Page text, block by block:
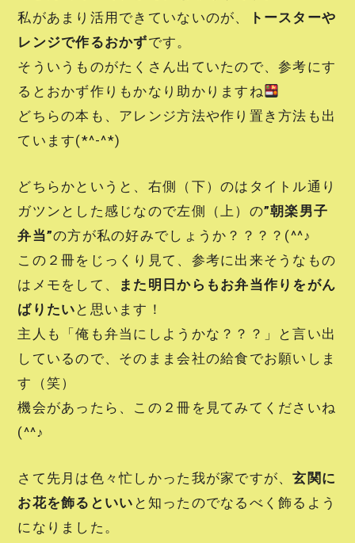
私があまり活用できていないのが、
トースターや
レンジで作るおかずです。
そういうものがたくさん出ていたので、参考にす
るとおかず作りもかなり助かりますね
どちらの本も、アレンジ方法や作り置き方法も出
ています(*^-^*)
どちらかというと、右側（下）のはタイトル通り
ガツンとした感じなので左側（上）の”朝楽男子
弁当”の方が私の好みでしょうか？？？？(^^♪
この２冊をじっくり見て、参考に出来そうなもの
はメモをして、
また明日からもお弁当作りをがん
ばりたい と思います！
主人も「俺も弁当にしようかな？？？」と言い出
しているので、そのまま会社の給食でお願いしま
す（笑）
機会があったら、この２冊を見てみてくださいね
(^^♪
さて先月は色々忙しかった我が家ですが、玄関に
お花を飾るといい と知ったのでなるべく飾るよう
になりました。